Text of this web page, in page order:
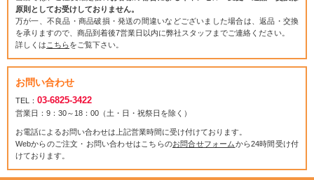
原則としてお受けしておりません。
万が一、不良品・商品破損・発送の間違いなどございました場合は、返品・交換
を承りますので、商品到着後7営業日以内に弊社スタッフまでご連絡ください。
詳しくは こちらをご覧下さい。
お問い合わせ
TEL： 03-6825-3422
営業日：9：30～18：00（土・日・祝祭日を除く）
お電話によるお問い合わせは上記営業時間に受け付けております。
Webからのご注文・お問い合わせはこちらのお問合せフォームから24時間受け付
けております。